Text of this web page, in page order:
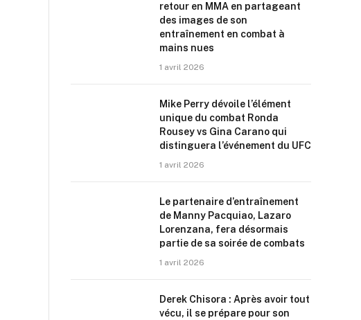
retour en MMA en partageant
des images de son
entraînement en combat à
mains nues
1 avril 2026
Mike Perry dévoile l’élément
unique du combat Ronda
Rousey vs Gina Carano qui
distinguera l’événement du UFC
1 avril 2026
Le partenaire d’entraînement
de Manny Pacquiao, Lazaro
Lorenzana, fera désormais
partie de sa soirée de combats
1 avril 2026
Derek Chisora : Après avoir tout
vécu, il se prépare pour son